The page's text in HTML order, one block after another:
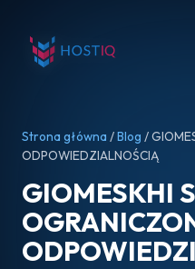
Strona główna /Blog /
ODPOWIEDZIALNOŚCIĄ
GIOMESKHI